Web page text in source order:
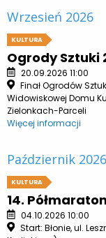
Wrzesień 2026
KULTURA
Ogrody Sztuki
20.09.2026 11:00
Finał Ogrodów
Widowiskowej Domu
Zielonkach-Parceli
Więcej informacji
Październik 2026
KULTURA
14.
04.10.2026 10:00
Start: Błonie, ul.